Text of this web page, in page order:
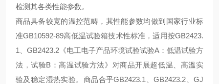
检测其各类性能参数。
商品具备较宽的温控范畴，其性能参数均做到国家行业标
准GB10592-89高低温试验箱技术性标准，适用按GB2423.
1、GB2423.2《电工电子产品环境试验试验A：低温试验方
法，试验B：高温试验方法》对商品开展超低温、高溫实
验及稳定湿热实验。商品合乎GB2423.1、GB2423.2、GJ